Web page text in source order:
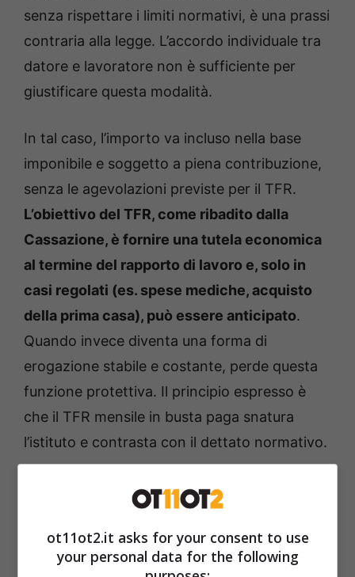
senza rispettare i limiti normativi, è una prassi
contraria alla legge. L’accordo individuale tra
datore e lavoratore non è sufficiente per
giustificare questa modalità.
In tal caso, l’importo va incluso nella base
imponibile e soggetto a piena contribuzione,
senza le agevolazioni previste per il TFR.
L’obiettivo del TFR, come ribadito dalla
Cassazione, è fornire una tutela economica
al termine del rapporto di lavoro e, solo in
casi regolati (es. spese mediche, acquisto
della prima casa), può essere anticipato.
Quando invece diventa una forma di
erogazione stabile e costante, perde questa
funzione protettiva. Il principio espresso è
che il TFR mensile in busta paga snatura
l’istituto e contrasta con il dettato normativo.
TFR mensile in busta paga:
lavoratori
ot11ot2.it asks for your consent to use
your personal data for the following